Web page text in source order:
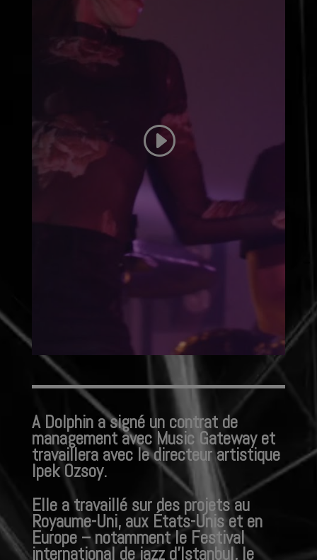
A Dolphin a signé un contrat de
management avec Music Gateway et
travaillera avec le directeur artistique
Ipek Ozsoy.
Elle a travaillé sur des projets au
Royaume-Uni, aux États-Unis et en
Europe – notamment le Festival
international de jazz d’Istanbul, le